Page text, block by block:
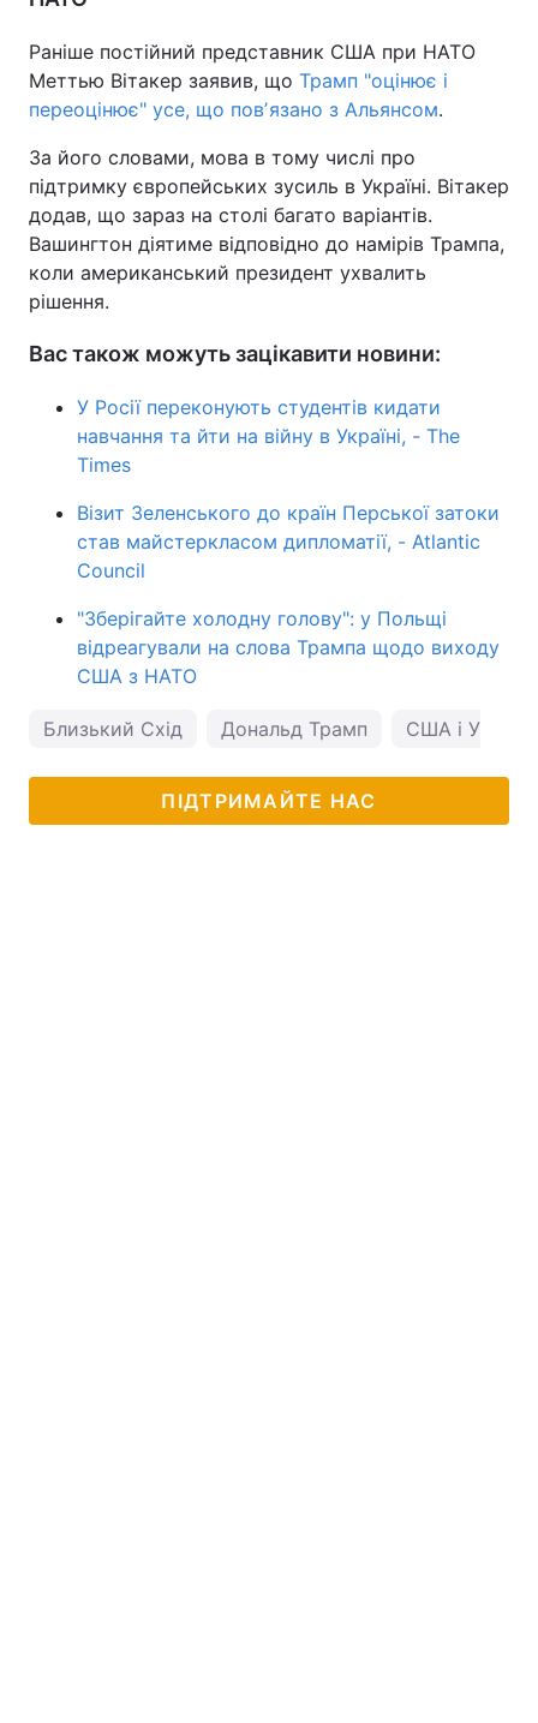
Раніше постійний представник США при НАТО
Меттью Вітакер заявив, що Трамп "оцінює і
переоцінює" усе, що повʼязано з Альянсом.
За його словами, мова в тому числі про
підтримку європейських зусиль в Україні. Вітакер
додав, що зараз на столі багато варіантів.
Вашингтон діятиме відповідно до намірів Трампа,
коли американський президент ухвалить
рішення.
Вас також можуть зацікавити новини:
У Росії переконують студентів кидати
навчання та йти на війну в Україні, - The
Times
Візит Зеленського до країн Перської затоки
став майстеркласом дипломатії, - Atlantic
Council
"Зберігайте холодну голову": у Польщі
відреагували на слова Трампа щодо виходу
США з НАТО
Близький Схід Дональд Трамп США і Україна
ПІДТРИМАЙТЕ НАС